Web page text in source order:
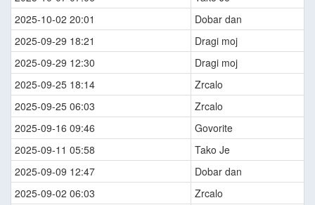
2025-10-02 20:01
Dobar dan
2025-09-29 18:21
Dragi moj
2025-09-29 12:30
Dragi moj
2025-09-25 18:14
Zrcalo
2025-09-25 06:03
Zrcalo
2025-09-16 09:46
Govorite
2025-09-11 05:58
Tako Je
2025-09-09 12:47
Dobar dan
2025-09-02 06:03
Zrcalo